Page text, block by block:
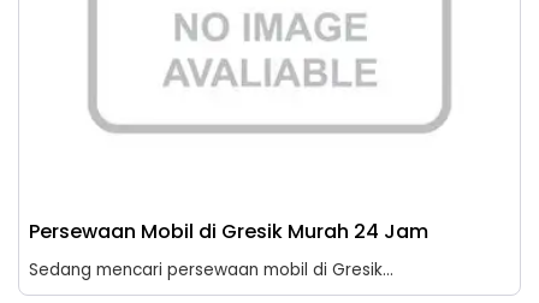
Persewaan Mobil di Gresik Murah 24 Jam
Sedang mencari persewaan mobil di Gresik...